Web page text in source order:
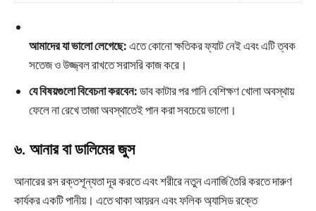
আমাদের যা ভালো লেগেছে:এতে কোনো ক্ষতিকর ফ্যাট নেই এবং এটি ত্বক
সতেজ ও উজ্জ্বল রাখতে সরাসরি কাজ করে।
যে বিষয়গুলো বিবেচনা করবেন:ডাব কাটার পর পানি বেশিক্ষণ খোলা অবস্থায়
ফেলে না রেখে তাজা অবস্থাতেই পান করা সবচেয়ে ভালো।
৬. আনার বা ডালিমের জুস
আনারের রস রক্তশূন্যতা দূর করতে এবং শরীরে নতুন এনার্জি তৈরি করতে দারুণ
কার্যকর একটি পানীয়। এতে থাকা আয়রন এবং ফলিক অ্যাসিড রক্তে